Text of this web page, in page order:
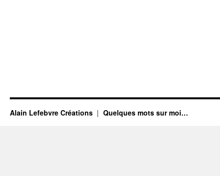
Alain Lefebvre Créations Quelques mots sur moi…